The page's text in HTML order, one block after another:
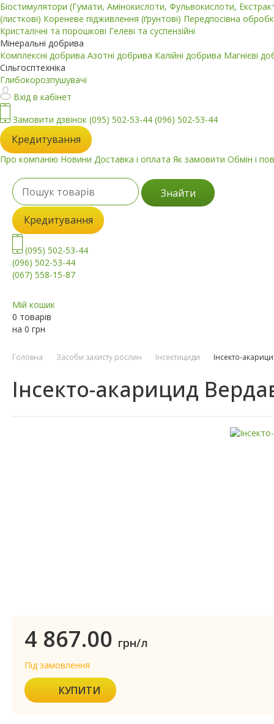
Біостимулятори (Гумати, Амінокислоти, Фульвокислоти,
(листкові) Кореневе підживлення (ґрунтові) Передпосівна
Кристалічні та порошкові Гелеві та суспензійні
Мінеральні добрива
Комплексні добрива Азотні добрива Калійні добрива Магнієві
Сільгосптехніка
Глибокорозпушувачі
Вхід в кабінет
Замовити дзвінок (095) 502-53-44 (096) 502-53-44
Кредитування
Про компанію Новини Доставка і оплата Як замовити Обмін і
Знайти
Кредитування
(095) 502-53-44
(096) 502-53-44
(067) 558-15-87
Мій кошик
0 товарів
на 0 грн
Головна Засоби захисту рослин Інсектициди Інсекто-
Інсекто-акарицид
4 867.00 грн/л
Під замовлення
КУПИТИ